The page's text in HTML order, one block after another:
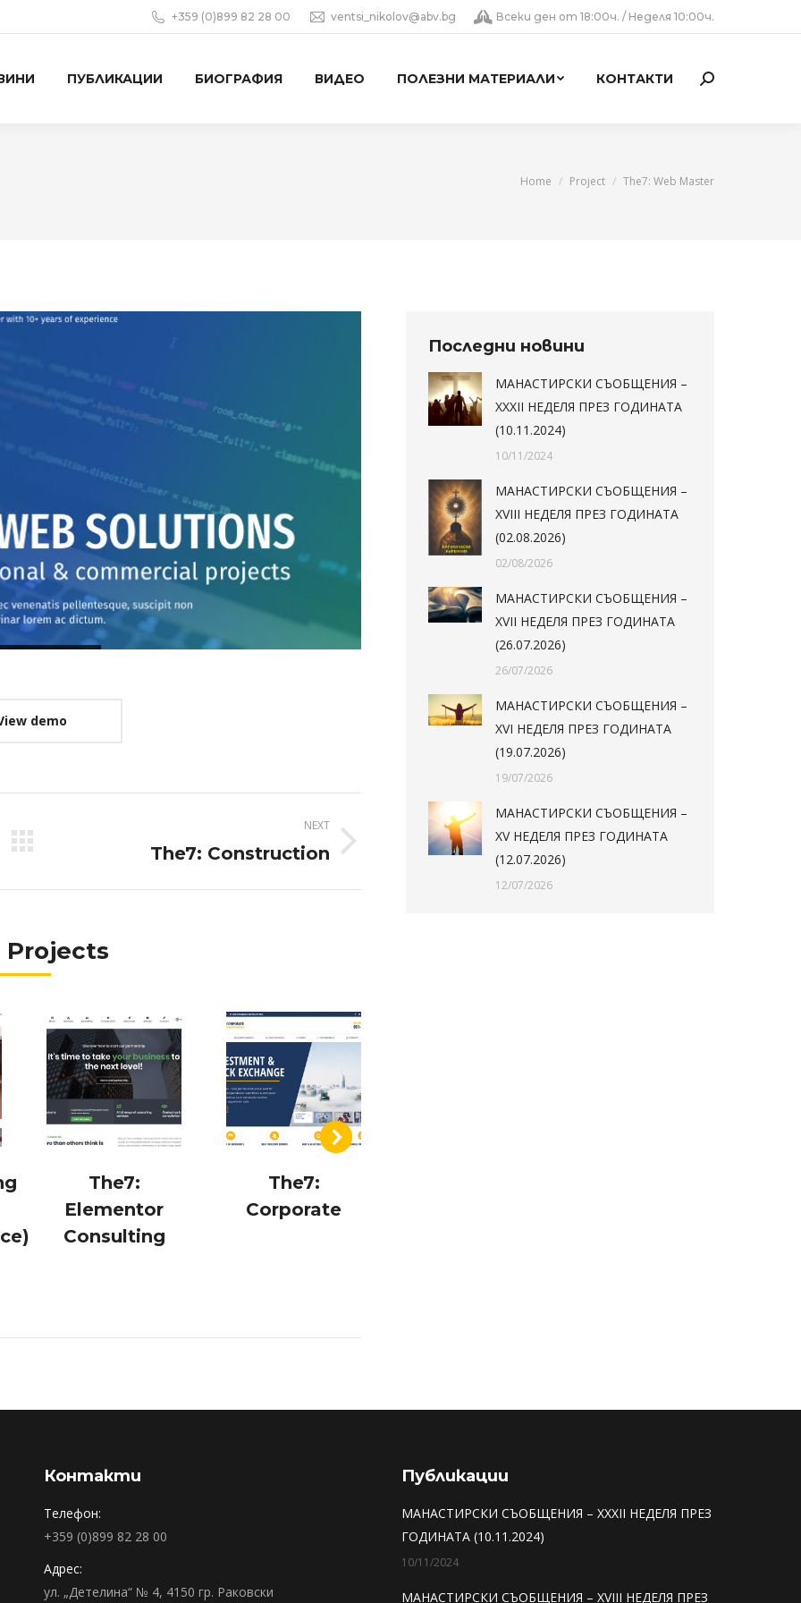
+359 (0)899 82 28 00 ventsi_nikolov@abv.bg Всеки ден от 18:00ч. / Неделя 10:00ч.
ПУБЛИКАЦИИ БИОГРАФИЯ ВИДЕО ПОЛЕЗНИ МАТЕРИАЛИ КОНТАКТИ Search:
You are here:
Home Project The7: Web Master
demo
NEXT
The7: Construction
Projects
The7:
Elementor
Consulting
The7:
Corporate
Последни новини
МАНАСТИРСКИ СЪОБЩЕНИЯ –
XXXII НЕДЕЛЯ ПРЕЗ ГОДИНАТА
(10.11.2024)
10/11/2024
МАНАСТИРСКИ СЪОБЩЕНИЯ –
XVIII НЕДЕЛЯ ПРЕЗ ГОДИНАТА
(02.08.2026)
02/08/2026
МАНАСТИРСКИ СЪОБЩЕНИЯ –
XVII НЕДЕЛЯ ПРЕЗ ГОДИНАТА
(26.07.2026)
26/07/2026
МАНАСТИРСКИ СЪОБЩЕНИЯ –
XVI НЕДЕЛЯ ПРЕЗ ГОДИНАТА
(19.07.2026)
19/07/2026
МАНАСТИРСКИ СЪОБЩЕНИЯ –
XV НЕДЕЛЯ ПРЕЗ ГОДИНАТА
(12.07.2026)
12/07/2026
Контакти
Телефон:
+359 (0)899 82 28 00
Адрес:
ул. „Детелина“ № 4, 4150 гр. Раковски
Публикации
МАНАСТИРСКИ СЪОБЩЕНИЯ – XXXII НЕДЕЛЯ ПРЕЗ
ГОДИНАТА (10.11.2024)
10/11/2024
МАНАСТИРСКИ СЪОБЩЕНИЯ – XVIII НЕДЕЛЯ ПРЕЗ